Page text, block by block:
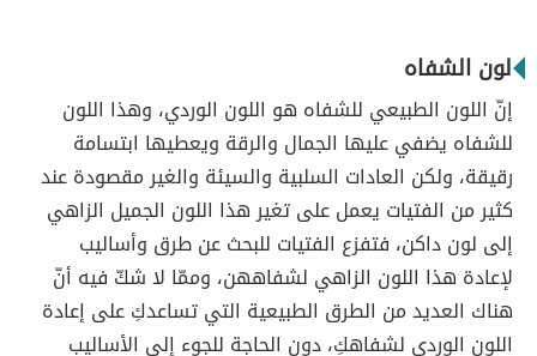
لون الشفاه
إنّ اللون الطبيعي للشفاه هو اللون الوردي، وهذا اللون
للشفاه يضفي عليها الجمال والرقة ويعطيها ابتسامة
رقيقة، ولكن العادات السلبية والسيئة والغير مقصودة عند
كثير من الفتيات يعمل على تغير هذا اللون الجميل الزاهي
إلى لون داكن، فتفزع الفتيات للبحث عن طرق وأساليب
لإعادة هذا اللون الزاهي لشفاههن، وممّا لا شكّ فيه أنّ
هناك العديد من الطرق الطبيعية التي تساعدكِ على إعادة
اللون الوردي لشفاهكِ، دون الحاجة للجوء إلى الأساليب